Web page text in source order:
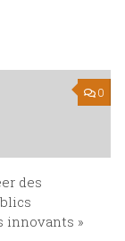
0
des
innovants »